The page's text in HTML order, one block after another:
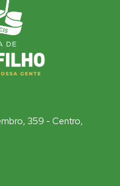
359 - Centro,